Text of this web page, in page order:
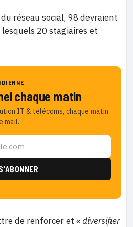
réseau social, 98 devraient
20 stagiaires et
chaque matin
IT & télécoms, chaque matin
mail.
de renforcer et « diversifier